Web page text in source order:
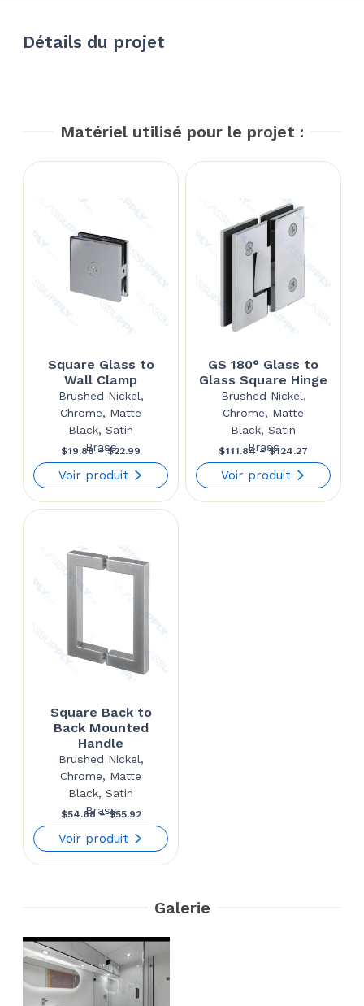
Détails du projet
Matériel utilisé pour le projet :
Square Glass to
Wall Clamp
Brushed Nickel,
Chrome, Matte
Black, Satin
Brass
$19.88 – $22.99
range:
$19.88
through
Voir produit
GS 180° Glass to
Glass Square Hinge
Brushed Nickel,
Chrome, Matte
Black, Satin
Brass
$111.84 – $124.27
range:
$111.84
Voir produit
Square Back to
Back Mounted
Handle
Brushed Nickel,
Chrome, Matte
Black, Satin
Brass
$54.68 – $55.92Price
range:
$54.68
$55.92
Voir produit
Galerie